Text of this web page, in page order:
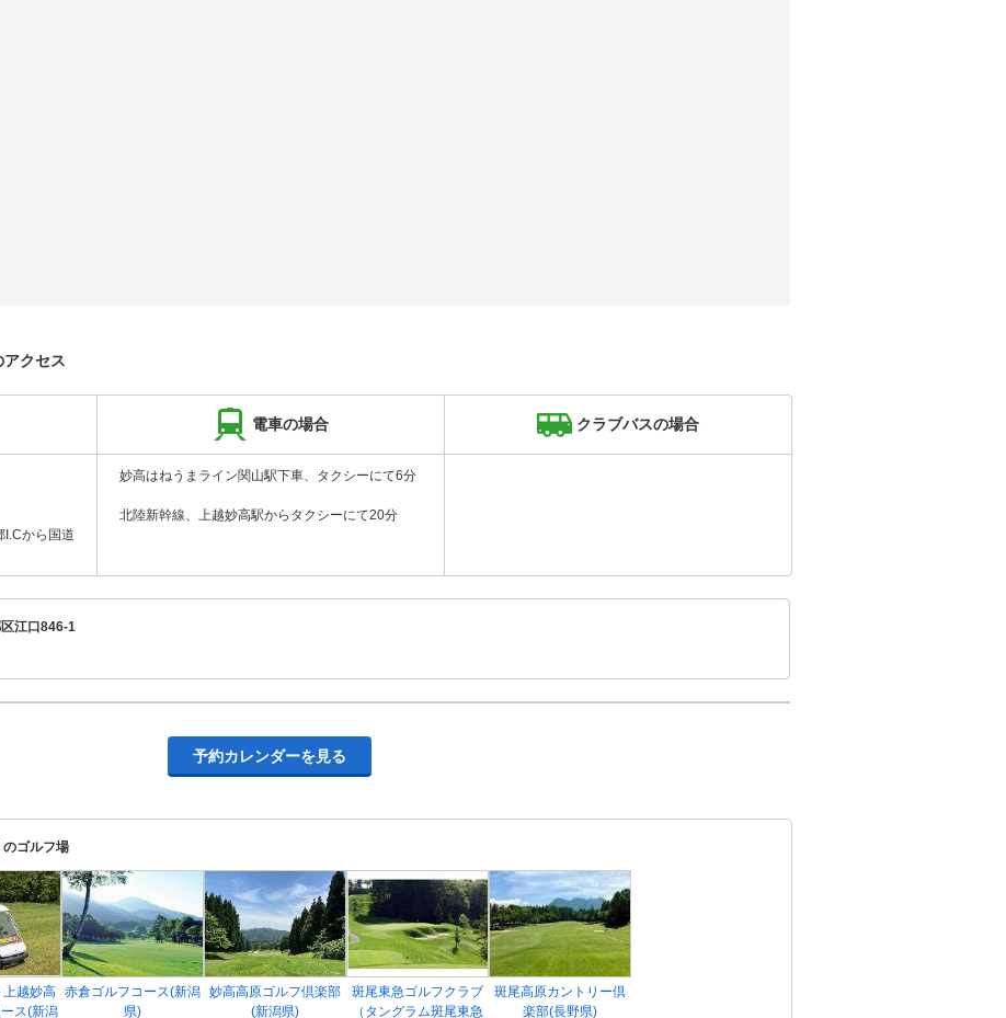
クセス
電車の場合 クラブバスの場合
ら国道
妙高はねうまライン関山駅下車、タクシーにて6分
北陸新幹線、上越妙高駅からタクシーにて20分
江口846-1
予約カレンダーを見る
ゴルフ場
上越妙高
ス(新潟
赤倉ゴルフコース(新潟
県)
妙高高原ゴルフ倶楽部
(新潟県)
斑尾東急ゴルフクラブ
（タングラム斑尾東急
斑尾高原カントリー倶
楽部(長野県)